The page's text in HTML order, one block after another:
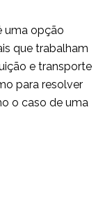
uma opção
que trabalham
e transporte
para resolver
o caso de uma